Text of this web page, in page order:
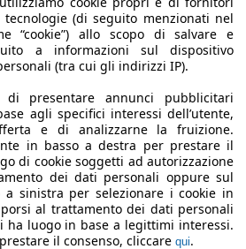
(di seguito menzionati nel
“cookie”) allo scopo di salvare e
a informazioni sul dispositivo
(tra cui gli indirizzi IP).
di presentare annunci pubblicitari
agli specifici interessi dell’utente,
e di analizzarne la fruizione.
in basso a destra per prestare il
di cookie soggetti ad autorizzazione
dei dati personali oppure sul
a sinistra per selezionare i cookie in
al trattamento dei dati personali
ha luogo in base a legittimi interessi.
prestare il consenso, cliccare qui.